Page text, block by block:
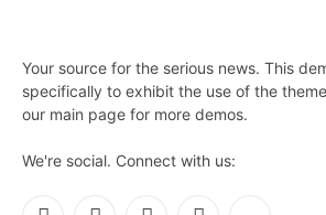
Your source for the serious news. This
specifically to exhibit the use of the
our main page for more demos.
We're social. Connect with us: